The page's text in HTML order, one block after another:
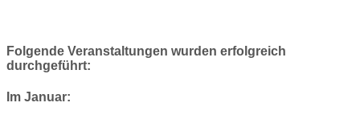
Folgende Veranstaltungen wurden erfolgreich
durchgeführt:
Im Januar: